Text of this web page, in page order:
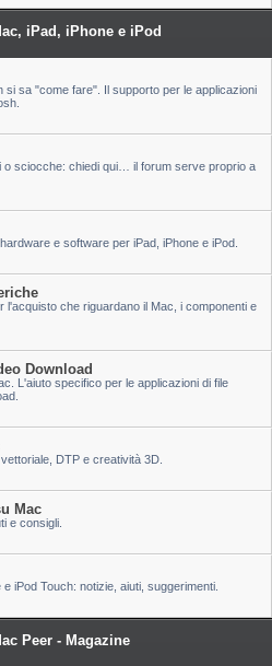
iPad, iPhone e iPod
si sa "come fare". Il supporto per le applicazioni
o sciocche: chiedi qui… il forum serve proprio a
e software per iPad, iPhone e iPod.
l'acquisto che riguardano il Mac, i componenti e
Download
L'aiuto specifico per le applicazioni di file
DTP e creatività 3D.
Mac
e consigli.
iPod Touch: notizie, aiuti, suggerimenti.
Peer - Magazine